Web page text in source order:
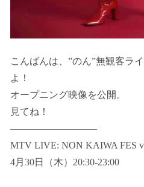
こんばんは、”のん”無観客ラ
よ！
オープニング映像を公開。
見てね！
—————————
MTV LIVE: NON KAIWA FES
4月30日（木）20:30-23:00